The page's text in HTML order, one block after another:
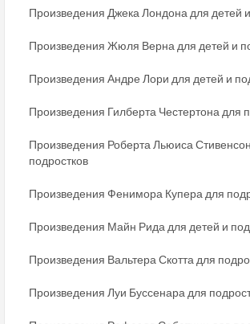
Произведения Джека Лондона для детей
Произведения Жюля Верна для детей и
Произведения Андре Лори для детей и
Произведения Гилберта Честертона для
Произведения Роберта Льюиса
подростков
Произведения Фенимора Купера для
Произведения Майн Рида для детей и
Произведения Вальтера Скотта для
Произведения Луи Буссенара для